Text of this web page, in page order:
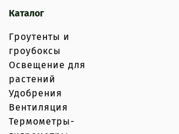
Каталог
Гроутенты и
гроубоксы
Освещение для
растений
Удобрения
Вентиляция
Термометры-